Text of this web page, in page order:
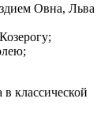
Овна, Льва
классической